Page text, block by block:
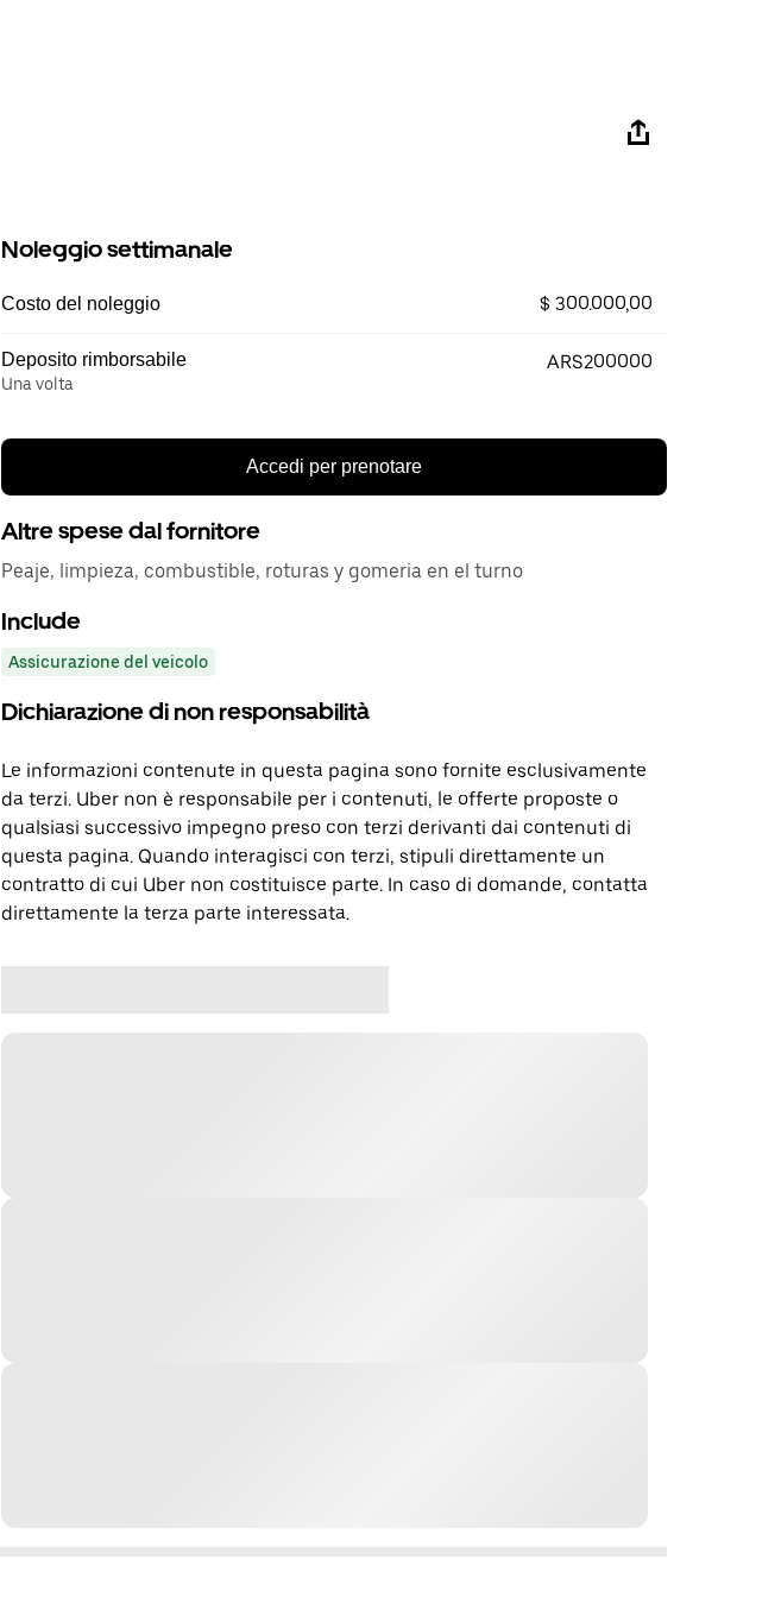
Noleggio settimanale
Costo del noleggio $ 300.000,00
Deposito rimborsabile
Una volta
ARS200000
Accedi per prenotare
Altre spese dal fornitore
Peaje, limpieza, combustible, roturas y gomeria en el turno
Include
Assicurazione del veicolo
Dichiarazione di non responsabilità
Le informazioni contenute in questa pagina sono fornite esclusivamente
da terzi. Uber non è responsabile per i contenuti, le offerte proposte o
qualsiasi successivo impegno preso con terzi derivanti dai contenuti di
questa pagina. Quando interagisci con terzi, stipuli direttamente un
contratto di cui Uber non costituisce parte. In caso di domande, contatta
direttamente la terza parte interessata.